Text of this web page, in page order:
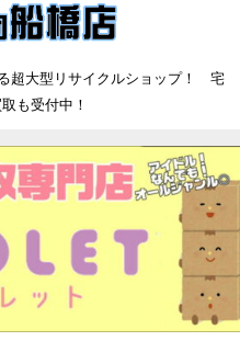
超大型リサイクルショップ！ 宅
も受付中！